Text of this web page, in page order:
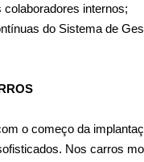
internos;
do Sistema de
o começo da
Nos carros